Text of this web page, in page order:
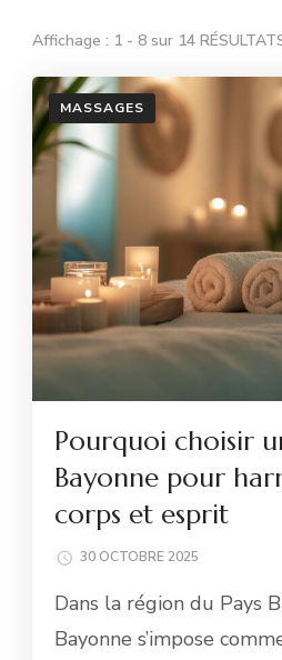
Affichage : 1 - 8 sur 14
MASSAGES
Pourquoi choisir
Bayonne pour
corps et esprit
30 OCTOBRE 2025
Dans la région du Pays
Bayonne s’impose